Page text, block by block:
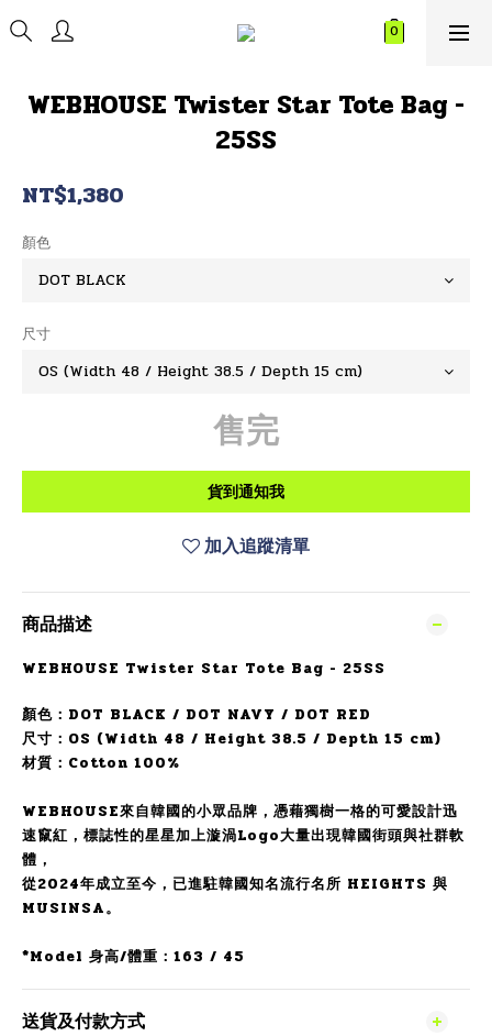
WEBHOUSE Twister Star Tote Bag -
25SS
NT$1,380
顏色
尺寸
售完
貨到通知我
加入追蹤清單
商品描述
WEBHOUSE Twister Star Tote Bag - 25SS
顏色：DOT BLACK / DOT NAVY / DOT RED
尺寸：OS (Width 48 / Height 38.5 / Depth 15 cm)
材質：Cotton 100%
WEBHOUSE來自韓國的小眾品牌，憑藉獨樹一格的可愛設計迅
速竄紅，標誌性的星星加上漩渦Logo大量出現韓國街頭與社群軟
體，
從2024年成立至今，已進駐韓國知名流行名所 HEIGHTS 與
MUSINSA。
*Model 身高/體重：163 / 45
送貨及付款方式